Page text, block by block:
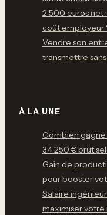
2 500 euros net
coût employeur
Vendre son
transmettre
À LA UNE
Combien
34 250 € brut
Gain de
pour booster
Salaire
maximiser votre